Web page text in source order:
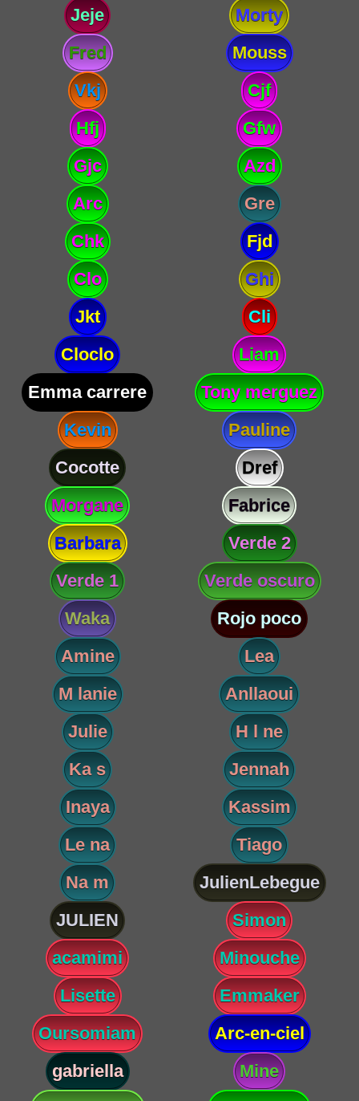
Jeje
Morty
Fred
Mouss
Vkj
Cjf
Hfj
Gfw
Gjc
Azd
Arc
Gre
Chk
Fjd
Clo
Ghi
Jkt
Cli
Cloclo
Liam
Emma carrere
Tony merguez
Kevin
Pauline
Cocotte
Dref
Morgane
Fabrice
Barbara
Verde 2
Verde 1
Verde oscuro
Waka
Rojo poco
Amine
Lea
M lanie
Anllaoui
Julie
H l ne
Ka s
Jennah
Inaya
Kassim
Le na
Tiago
Na m
JulienLebegue
JULIEN
Simon
acamimi
Minouche
Lisette
Emmaker
Oursomiam
Arc-en-ciel
gabriella
Mine